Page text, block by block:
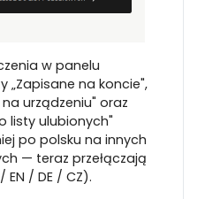
w panelu
„Zapisane na koncie",
urządzeniu" oraz
listy ulubionych"
po polsku na innych
— teraz przełączają
/ DE / CZ).